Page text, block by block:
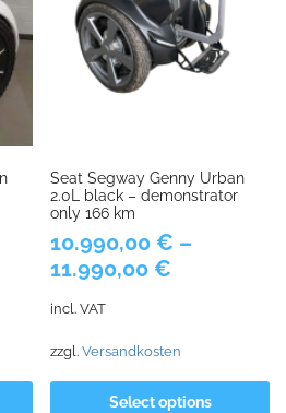
Seat Segway Genny Urban
2.0L black – demonstrator
only 166 km
10.990,00 € –
11.990,00 €
incl. VAT
zzgl.Versandkosten
Select options